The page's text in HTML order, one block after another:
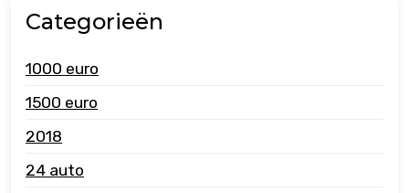
Categorieën
1000 euro
1500 euro
2018
24 auto